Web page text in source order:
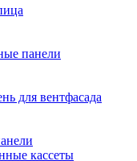
панели
для вентфасада
кассеты